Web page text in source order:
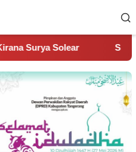
Spanyol Juara Piala